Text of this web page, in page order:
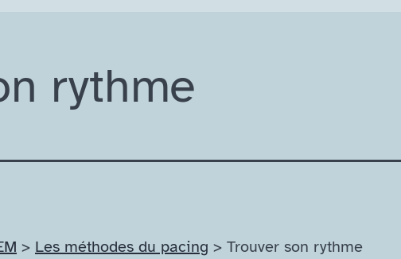
rythme
> Les méthodes du pacing > Trouver son rythme